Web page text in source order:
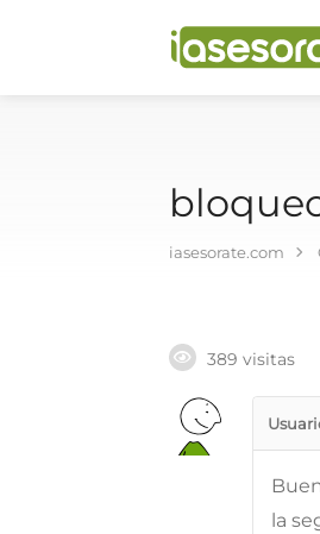
iasesorate.com
389 visitas
la